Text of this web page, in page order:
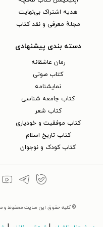
هدیه اشتراک بی‌نهایت
مجلهٔ معرفی و نقد کتاب
دسته بندی پیشنهادی
رمان عاشقانه
کتاب‌ صوتی
نمایشنامه
کتاب جامعه شناسی
کتاب شعر
کتاب موفقیت و خودیاری
کتاب تاریخ اسلام
کتاب کودک و نوجوان
© کلیه حقوق این سایت محفوظ و